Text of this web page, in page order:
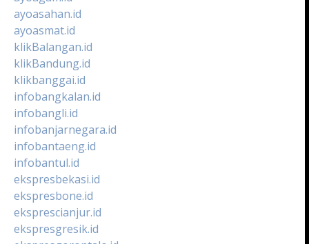
ayoasahan.id
ayoasmat.id
klikBalangan.id
klikBandung.id
klikbanggai.id
infobangkalan.id
infobangli.id
infobanjarnegara.id
infobantaeng.id
infobantul.id
ekspresbekasi.id
ekspresbone.id
eksprescianjur.id
ekspresgresik.id